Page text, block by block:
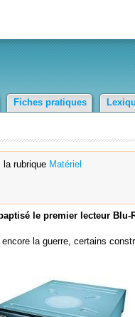
Fiches pratiques
rubrique Matériel
le premier lecteur Blu-
la guerre, certains